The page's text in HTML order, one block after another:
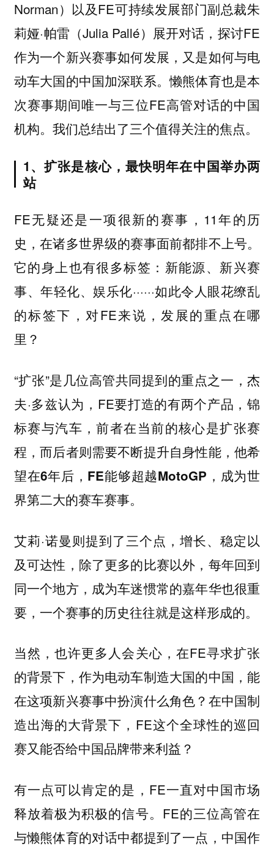
Norman）以及FE可持续发展部门副总裁朱
莉娅·帕雷（Julia Pallé）展开对话，探讨FE
作为一个新兴赛事如何发展，又是如何与电
动车大国的中国加深联系。懒熊体育也是本
次赛事期间唯一与三位FE高管对话的中国
机构。我们总结出了三个值得关注的焦点。
1、扩张是核心，最快明年在中国举办两
站
FE无疑还是一项很新的赛事，11年的历
史，在诸多世界级的赛事面前都排不上号。
它的身上也有很多标签：新能源、新兴赛
事、年轻化、娱乐化······如此令人眼花缭乱
的标签下，对FE来说，发展的重点在哪
里？
“扩张”是几位高管共同提到的重点之一，杰
夫·多兹认为，FE要打造的有两个产品，锦
标赛与汽车，前者在当前的核心是扩张赛
程，而后者则需要不断提升自身性能， 他希
望在6年后，FE能够超越MotoGP，成为世
界第二大的赛车赛事。
艾莉·诺曼则提到了三个点，增长、稳定以
及可达性，除了更多的比赛以外，每年回到
同一个地方，成为车迷惯常的嘉年华也很重
要，一个赛事的历史往往就是这样形成的。
当然，也许更多人会关心，在FE寻求扩张
的背景下，作为电动车制造大国的中国，能
在这项新兴赛事中扮演什么角色？在中国制
造出海的大背景下，FE这个全球性的巡回
赛又能否给中国品牌带来利益？
有一点可以肯定的是，FE一直对中国市场
释放着极为积极的信号。FE的三位高管在
与懒熊体育的对话中都提到了一点，中国作